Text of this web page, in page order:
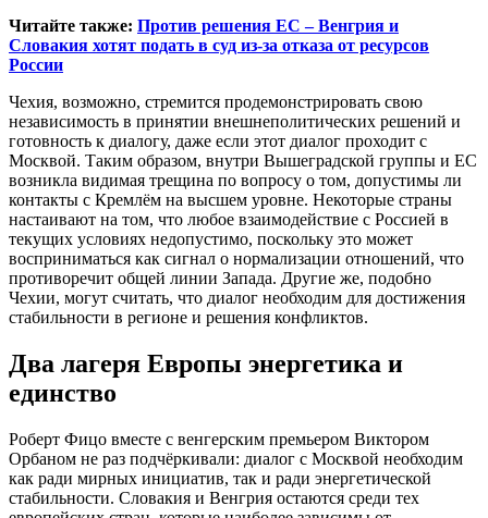
Читайте также: Против решения ЕС – Венгрия и
Словакия хотят подать в суд из-за отказа от ресурсов
России
Чехия, возможно, стремится продемонстрировать свою
независимость в принятии внешнеполитических решений и
готовность к диалогу, даже если этот диалог проходит с
Москвой. Таким образом, внутри Вышеградской группы и ЕС
возникла видимая трещина по вопросу о том, допустимы ли
контакты с Кремлём на высшем уровне. Некоторые страны
настаивают на том, что любое взаимодействие с Россией в
текущих условиях недопустимо, поскольку это может
восприниматься как сигнал о нормализации отношений, что
противоречит общей линии Запада. Другие же, подобно
Чехии, могут считать, что диалог необходим для достижения
стабильности в регионе и решения конфликтов.
Два лагеря Европы энергетика и
единство
Роберт Фицо вместе с венгерским премьером Виктором
Орбаном не раз подчёркивали: диалог с Москвой необходим
как ради мирных инициатив, так и ради энергетической
стабильности. Словакия и Венгрия остаются среди тех